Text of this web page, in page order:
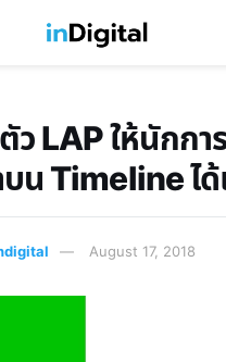
ว LAP ให้นักกา
น Timeline ได้
August 17, 2018